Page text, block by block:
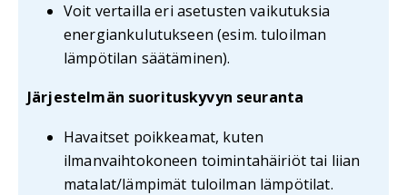
Voit vertailla eri asetusten vaikutuksia
energiankulutukseen (esim. tuloilman
lämpötilan säätäminen).
Järjestelmän suorituskyvyn seuranta
Havaitset poikkeamat, kuten
ilmanvaihtokoneen toimintahäiriöt tai liian
matalat/lämpimät tuloilman lämpötilat.